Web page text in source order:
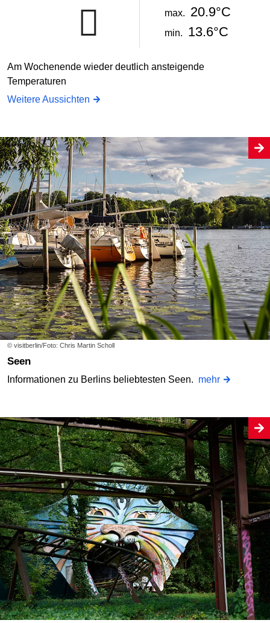
max. 20.9°C
min. 13.6°C
Am Wochenende wieder deutlich ansteigende
Temperaturen
Weitere Aussichten
© visitberlin/Foto: Chris Martin Scholl
Seen
Informationen zu Berlins beliebtesten Seen. mehr